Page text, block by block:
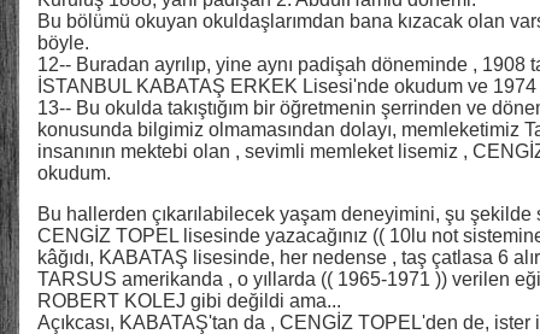
Bu bölümü okuyan okuldaşlarımdan bana kızacak olan
böyle.
12-- Buradan ayrılıp, yine aynı padişah döneminde , 1908
İSTANBUL KABATAŞ ERKEK Lisesi'nde okudum ve
13-- Bu okulda takıştığım bir öğretmenin şerrinden ve
konusunda bilgimiz olmamasından dolayı, memleketimiz
insanının mektebi olan , sevimli memleket lisemiz ,
okudum.
Bu hallerden çıkarılabilecek yaşam deneyimini, şu
CENGİZ TOPEL lisesinde yazacağınız (( 10lu not
kâğıdı, KABATAŞ lisesinde, her nedense , taş çatlasa 6
TARSUS amerikanda , o yıllarda (( 1965-1971 )) verilen
ROBERT KOLEJ gibi değildi ama...
Açıkcası, KABATAŞ'tan da , CENGİZ TOPEL'den de,